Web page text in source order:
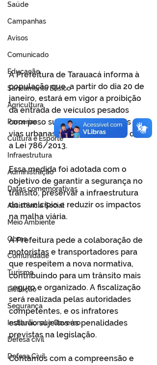
Saúde
Campanhas
Avisos
Comunicado
Educação
Saneamento Básico
Agricultura
Parcerias
Cultura e Esporte
Infraestrutura
Administração
Datas comemorativas
Assistência Social
Meio Ambiente
Obras
Comunidade
Turismo
Licitação
Segurança
Institucional e Governo
Defesa cívil
Defesa Civil
A Prefeitura de Tarauacá informa à
população que, a partir do dia 20 de
janeiro, estará em vigor a proibição
da entrada de veículos pesados
com peso superior a 9 mil quilos nas
vias urbanas, em conformidade com
a Lei 786/2013.
Essa medida foi adotada com o
objetivo de garantir a segurança no
trânsito, preservar a infraestrutura
do município e reduzir os impactos
na malha viária.
A Prefeitura pede a colaboração de
motoristas e transportadores para
que respeitem a nova normativa,
contribuindo para um trânsito mais
seguro e organizado. A fiscalização
será realizada pelas autoridades
competentes, e os infratores
estarão sujeitos às penalidades
previstas na legislação.
Contamos com a compreensão e